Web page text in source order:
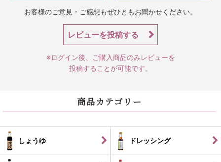
お客様のご意見・ご感想もぜひともお聞かせください。
レビューを投稿する
※ログイン後、ご購入商品のみレビューを
投稿することが可能です。
商品カテゴリー
しょうゆ ドレッシング